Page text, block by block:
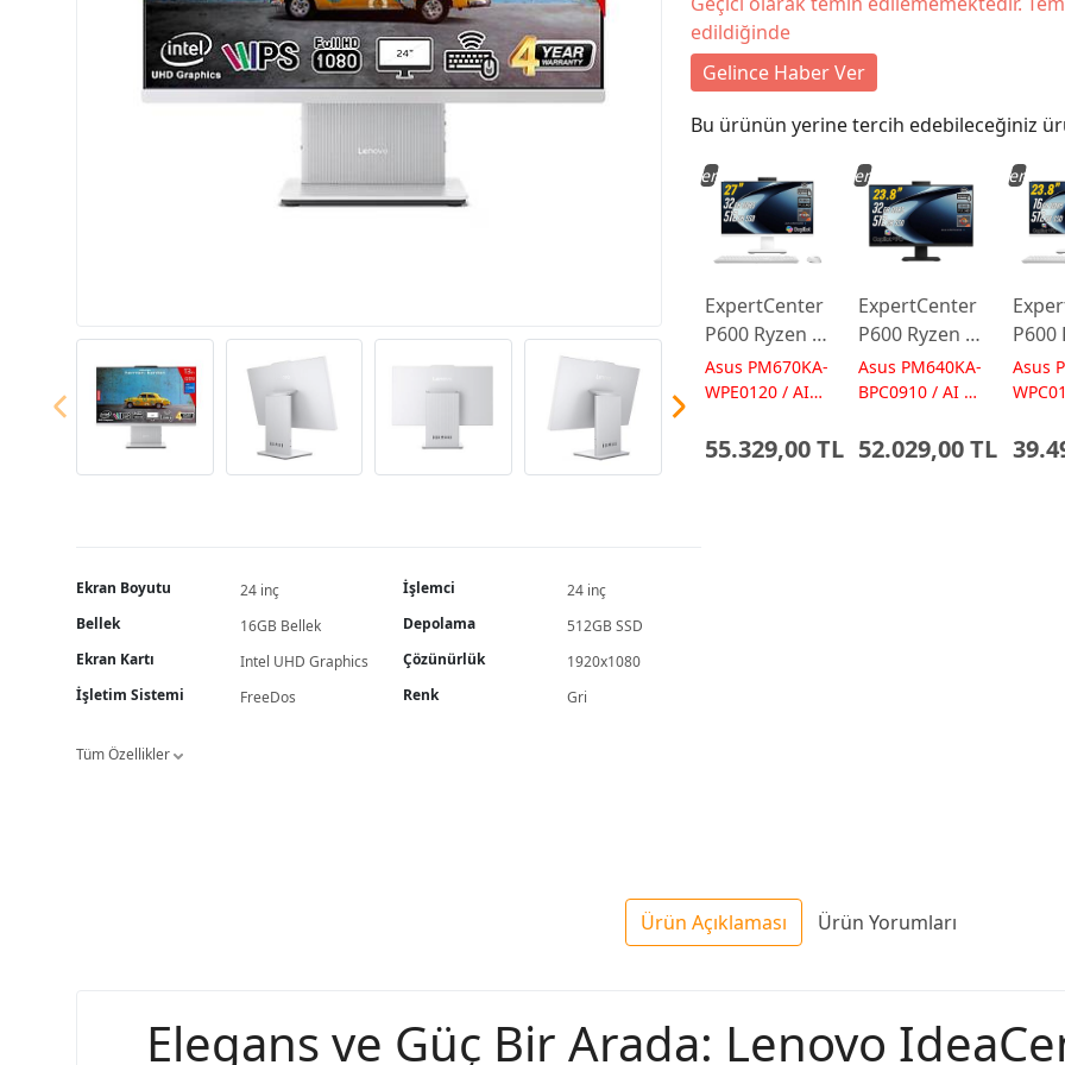
edildiğinde
Gelince Haber Ver
Bu ürünün yerine tercih edebileceğiniz
ExpertCenter
P600 Ryzen AI
7-350 32GB
512GB 27
Beyaz AI-
Asus PM670KA-
WPE0120 / AI
55.329,00 TL
Yeni
ExpertCenter
P600 Ryzen AI
7-350 32GB
512GB 23.8
Siyah AI-
Asus PM640KA-
BPC0910 / AI 50
52.029,00 TL
Yeni
P600
5-
Asus
Yeni
Ekran Boyutu 24 inç İşlemci
24 inç
Bellek
16GB Bellek Depolama
512GB SSD
Ekran Kartı
Intel UHD Graphics Çözünürlük
1920x1080
İşletim Sistemi
FreeDos Renk Gri
Tüm Özellikler
Ürün Açıklaması Ürün Yorumları
Elegans ve Güç Bir Arada: Lenovo